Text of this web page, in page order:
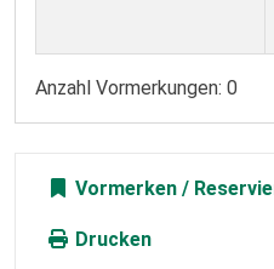
Anzahl Vormerkungen: 0
Vormerken
Drucken